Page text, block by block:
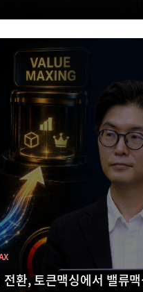
환, 토큰맥싱에서 밸류